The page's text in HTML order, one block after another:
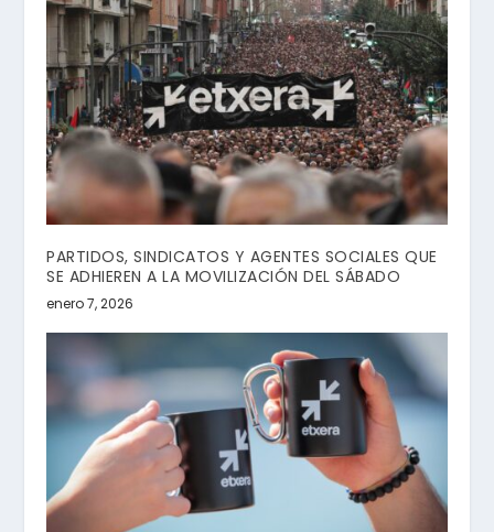
PARTIDOS, SINDICATOS Y AGENTES SOCIALES QUE
SE ADHIEREN A LA MOVILIZACIÓN DEL SÁBADO
enero 7, 2026